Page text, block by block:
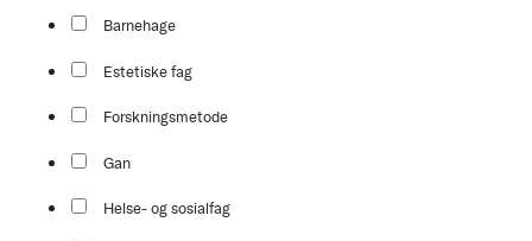
Barnehage
Estetiske fag
Forskningsmetode
Gan
Helse- og sosialfag